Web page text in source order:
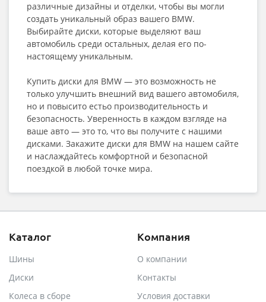
различные дизайны и отделки, чтобы вы могли
создать уникальный образ вашего BMW.
Выбирайте диски, которые выделяют ваш
автомобиль среди остальных, делая его по-
настоящему уникальным.
Купить диски для BMW — это возможность не
только улучшить внешний вид вашего автомобиля,
но и повысито естьо производительность и
безопасность. Уверенность в каждом взгляде на
ваше авто — это то, что вы получите с нашими
дисками. Закажите диски для BMW на нашем сайте
и наслаждайтесь комфортной и безопасной
поездкой в любой точке мира.
Каталог
Шины
Диски
Колеса в сборе
Компания
О компании
Контакты
Условия доставки